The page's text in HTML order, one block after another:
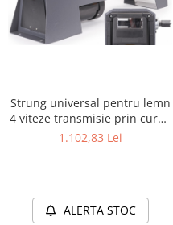
Strung universal pentru lemn
4 viteze transmisie prin curea
600W
1.102,83 Lei
ALERTA STOC